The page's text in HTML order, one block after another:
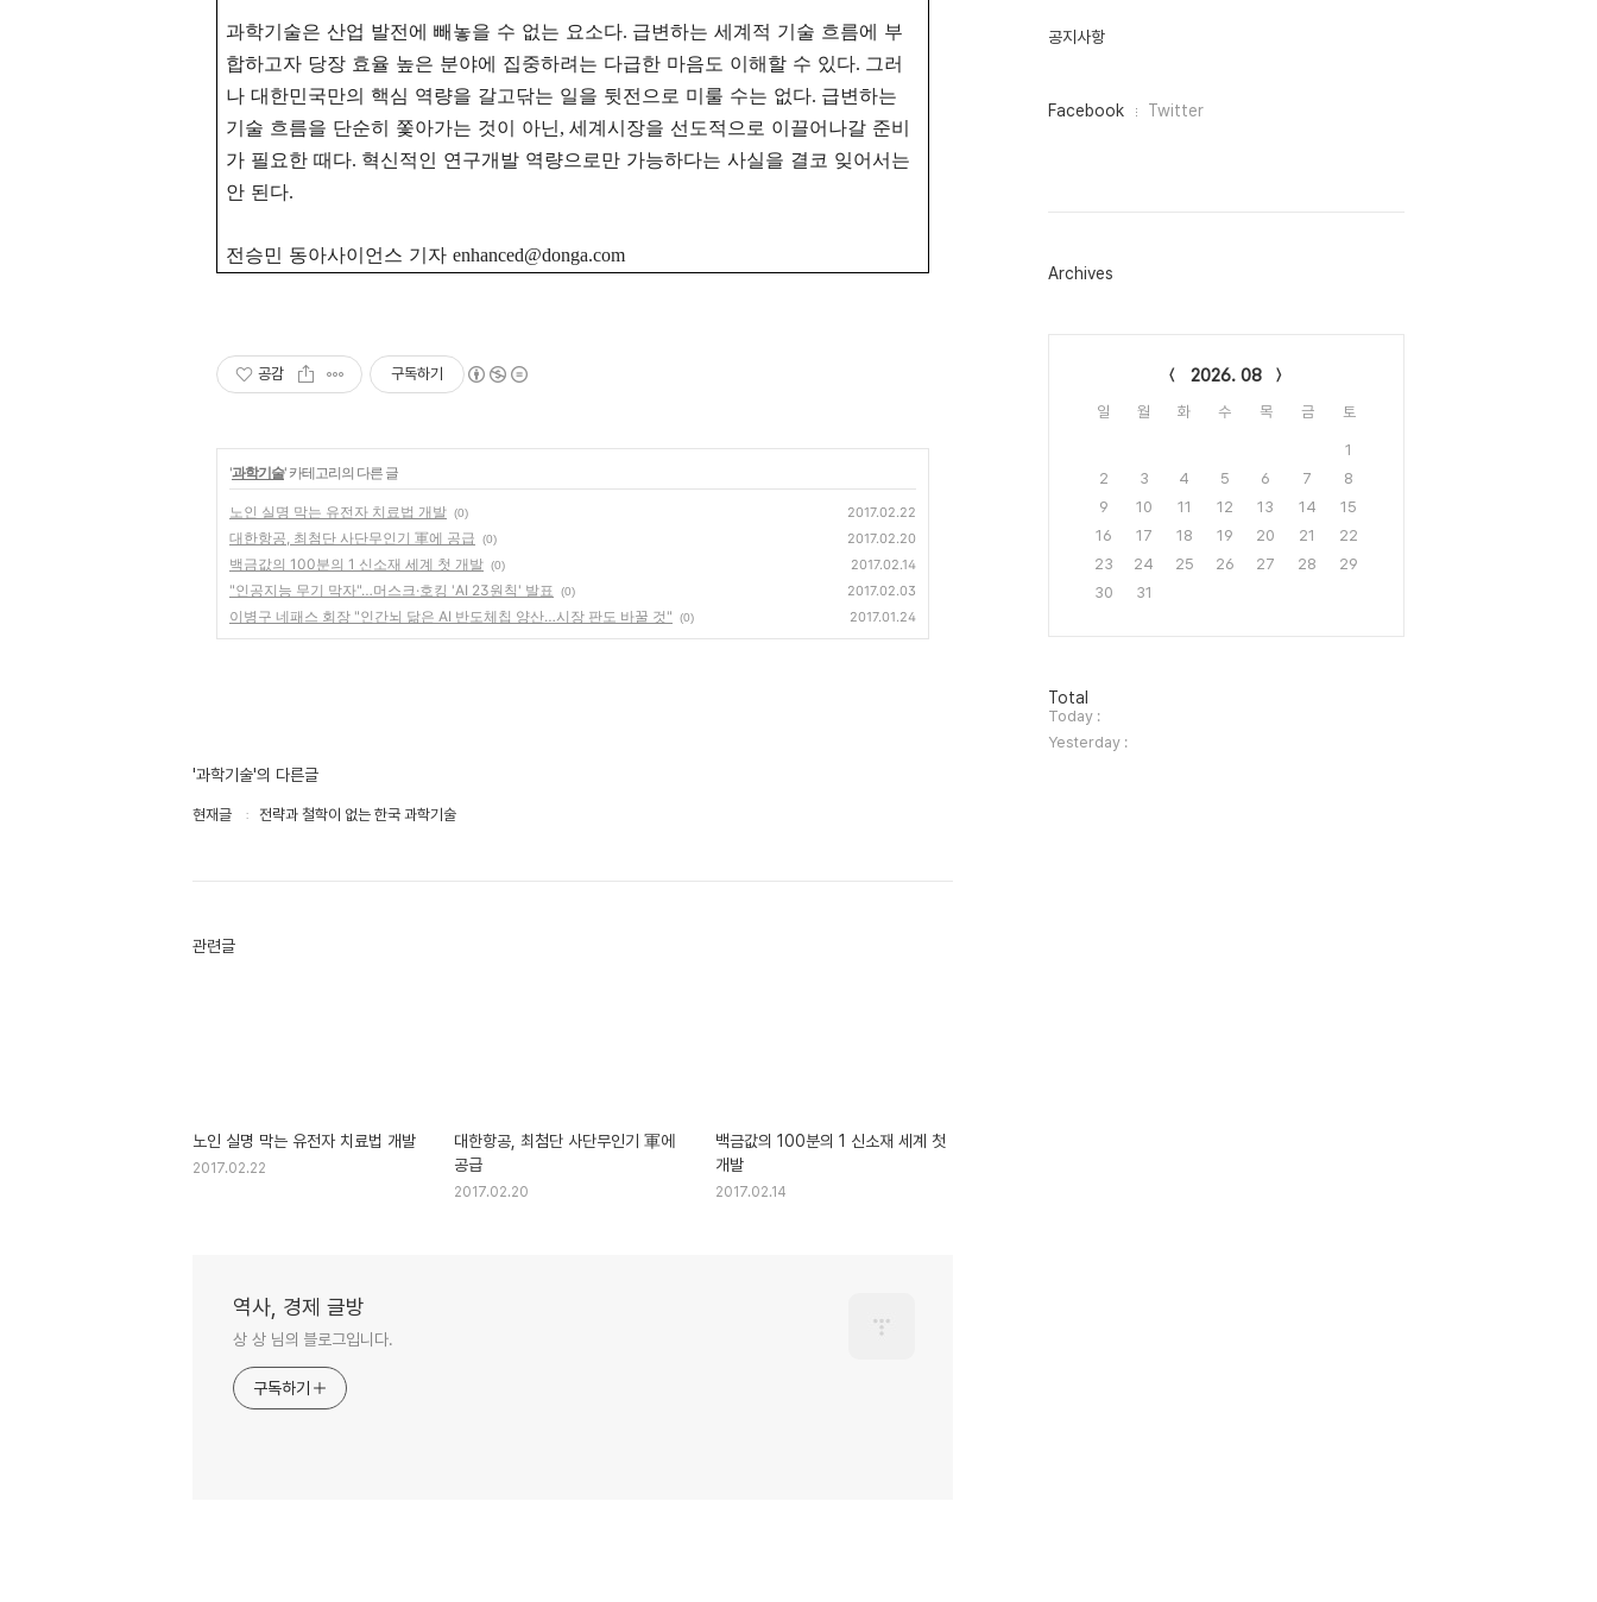
과학기술은 산업 발전에 빼놓을 수 없는 요소다. 급변하는 세계적 기술 흐름에 부
합하고자 당장 효율 높은 분야에 집중하려는 다급한 마음도 이해할 수 있다. 그러
나 대한민국만의 핵심 역량을 갈고닦는 일을 뒷전으로 미룰 수는 없다. 급변하는
기술 흐름을 단순히 쫓아가는 것이 아닌, 세계시장을 선도적으로 이끌어나갈 준비
가 필요한 때다. 혁신적인 연구개발 역량으로만 가능하다는 사실을 결코 잊어서는
안 된다.
전승민 동아사이언스 기자 enhanced@donga.com
공감 구독하기
'과학기술' 카테고리의 다른 글
노인 실명 막는 유전자 치료법 개발 (0) 2017.02.22
대한항공, 최첨단 사단무인기 軍에 공급 (0) 2017.02.20
백금값의 100분의 1 신소재 세계 첫 개발 (0) 2017.02.14
"인공지능 무기 막자"…머스크·호킹 'AI 23원칙' 발표 (0) 2017.02.03
이병구 네패스 회장 "인간뇌 닮은 AI 반도체칩 양산…시장 판도 바꿀 것" (0) 2017.01.24
'과학기술'의 다른글
현재글 전략과 철학이 없는 한국 과학기술
관련글
노인 실명 막는 유전자 치료법 개발
2017.02.22
대한항공, 최첨단 사단무인기 軍에
공급
2017.02.20
백금값의 100분의 1 신소재 세계 첫
개발
2017.02.14
역사, 경제 글방
상 상 님의 블로그입니다.
구독하기
공지사항
페
그
Facebook Twitter
Archives
2026. 08
일 월 화 수 목 금 토
1
2
3 4 5 6 7
8
9
10 11 12 13 14
15
16
17 18 19 20 21
22
23
24 25 26 27 28
29
30
31
방
문
자
수
Total
Today :
Yesterday :